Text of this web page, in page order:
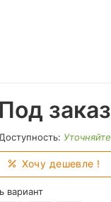
Под заказ
Доступность: Уточняйте
Хочу дешевле !
вариант